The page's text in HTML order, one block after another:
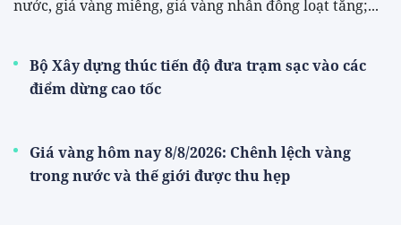
nước, giá vàng miếng, giá vàng nhẫn đồng loạt tăng;...
Bộ Xây dựng thúc tiến độ đưa trạm sạc vào các
điểm dừng cao tốc
Giá vàng hôm nay 8/8/2026: Chênh lệch vàng
trong nước và thế giới được thu hẹp